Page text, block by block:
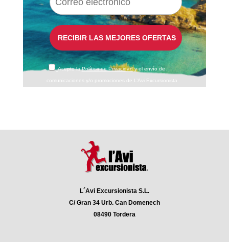
Acepto laPolítica de Privacidady el envío de
comunicaciones y/o promociones de L’Avi Excursionista
L´Avi Excursionista S.L.
C/ Gran 34 Urb. Can Domenech
08490 Tordera